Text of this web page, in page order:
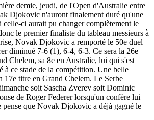
demie, jeudi, de l'Open d'Australie entre
Djokovic n'auront finalement duré qu'une
celle-ci aurait pu changer complètement le
le premier finaliste du tableau messieurs à
Novak Djokovic a remporté le 50e duel
diminué 7-6 (1), 6-4, 6-3. Ce sera la 26e
Chelem, sa 8e en Australie, lui qui s'est
à ce stade de la compétition. Une belle
17e titre en Grand Chelem. Le Serbe
soit Sascha Zverev soit Dominic
de Roger Federer lorsqu'un confère lui
que Novak Djokovic a déjà gagné le